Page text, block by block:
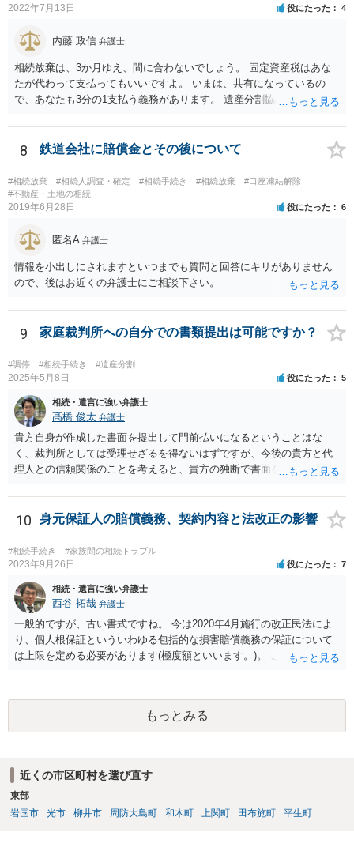
ば相続財産から支出しても単純承認と認められない可能性が高いの
2022年7月13日 役にたった 4
内藤 政信 弁護士
相続放棄は、3か月ゆえ、間に合わないでしょう。 固定資産税はあな
たが代わって支払ってもいいですよ。 いまは、共有になっているの
で、あなたも3分の1支払う義務があります。 遺産分割協議をして、不
払い義務があります。
8 鉄道会社に賠償金とその後について
#相続放棄 #相続人調査・確定 #相続手続き #相続放棄
#口座凍結解除
#不動産・土地の相続
2019年6月28日 役にたった 6
匿名A 弁護士
情報を小出しにされますといつまでも質問と回答にキリがありません
ので、後はお近くの弁護士にご相談下さい。
9 家庭裁判所への自分での書類提出は可能ですか？
#調停 #相続手続き #遺産分割
2025年5月8日 役にたった 5
相続・遺言に強い弁護士
髙橋 俊太 弁護士
貴方自身が作成した書面を提出して門前払いになるということはな
く、裁判所としては受理せざるを得ないはずですが、今後の貴方と代
理人との信頼関係のことを考えると、貴方の独断で書面を提出したり
士が主張書面の提出を渋っているようですが、弁護士として提出の実
益がないと考えている可能性もあると思いますので、そのあたりも含
めて、弁護士見解を確認等するためによく打ち合わせた方がよいと思
います。単に面倒臭いということで書面提出をしないということであ
れば、当該弁護士との委任関係を修了した上で、貴方のほうで書面提
出することを検討なさった方がよいでしょう。
10 身元保証人の賠償義務、契約内容と法改正の影響
#相続手続き #家族間の相続トラブル
2023年9月26日 役にたった 7
相続・遺言に強い弁護士
西谷 拓哉 弁護士
一般的ですが、古い書式ですね。 今は2020年4月施行の改正民法によ
り、個人根保証といういわゆる包括的な損害賠償義務の保証について
は上限を定める必要があります(極度額といいます。)。 この書式にサ
り、会社側は請求できない可能性が高そうです。
もっとみる
近くの市区町村を選び直す
東部
岩国市
光市 柳井市 周防大島町 和木町 上関町 田布施町 平生町